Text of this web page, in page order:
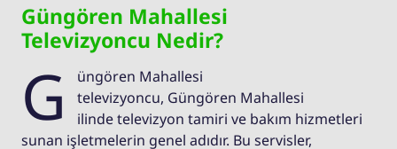
Güngören Mahallesi
Televizyoncu Nedir?
G
üngören Mahallesi
televizyoncu, Güngören Mahallesi
ilinde televizyon tamiri ve bakım hizmetleri
sunan işletmelerin genel adıdır. Bu servisler,